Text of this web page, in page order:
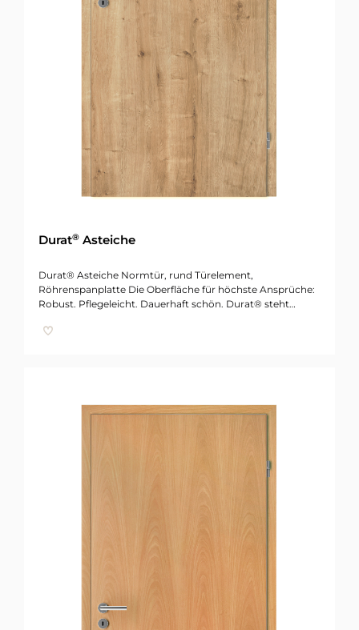
Durat® Asteiche
Durat® Asteiche Normtür, rund Türelement,
Röhrenspanplatte Die Oberfläche für höchste Ansprüche:
Robust. Pflegeleicht. Dauerhaft schön. Durat® steht…